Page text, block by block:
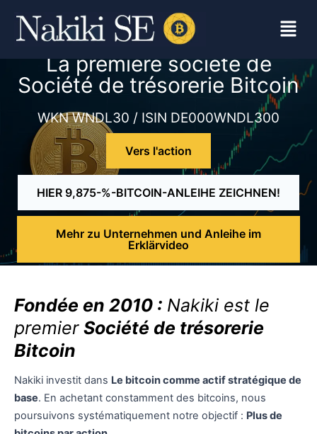
La première société de
Société de trésorerie Bitcoin
WKN WNDL30 / ISIN DE000WNDL300
Vers l'action
HIER 9,875-%-BITCOIN-ANLEIHE ZEICHNEN!
Mehr zu Unternehmen und Anleihe im
Erklärvideo
Fondée en 2010 : Nakiki est le
premier Société de trésorerie
Bitcoin
Nakiki investit dans Le bitcoin comme actif stratégique de
base. En achetant constamment des bitcoins, nous
poursuivons systématiquement notre objectif : Plus de